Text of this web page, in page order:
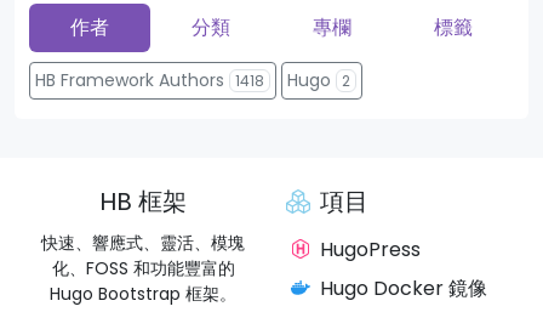
作者 分類 專欄 標籤
HB Framework Authors 1418 Hugo 2
HB 框架
快速、響應式、靈活、模塊
化、FOSS 和功能豐富的
Hugo Bootstrap 框架。
項目
HugoPress
Hugo Docker 鏡像